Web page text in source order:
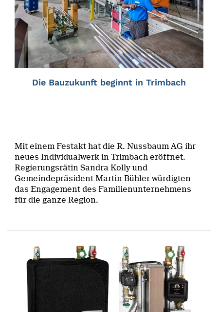
Die Bauzukunft beginnt in Trimbach
Mit einem Festakt hat die R. Nussbaum AG ihr
neues Individualwerk in Trimbach eröffnet.
Regierungsrätin Sandra Kolly und
Gemeindepräsident Martin Bühler würdigten
das Engagement des Familienunternehmens
für die ganze Region.